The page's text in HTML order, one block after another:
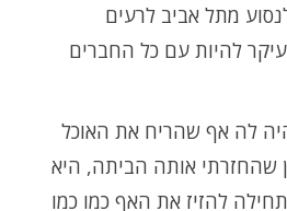
מתל אביב לרעים
להיות עם כל החברים
לה אף שהריח את האוכל
שהחזרתי אותה הביתה, היא
להזיז את האף כמו כמו